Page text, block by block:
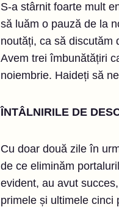
S-a stârnit foarte mult
să luăm o pauză de la
noutăți, ca să discutăm
Avem trei îmbunătățiri
noiembrie. Haideți să
ÎNTÂLNIRILE DE
Cu doar două zile în
de ce eliminăm
evident, au avut
primele și ultimele cinci